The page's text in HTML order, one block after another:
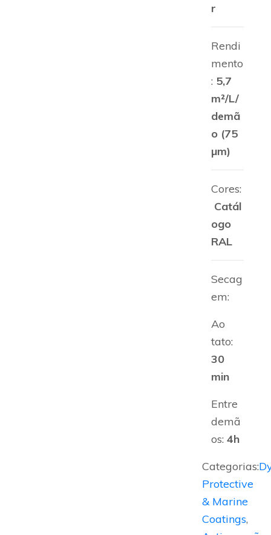
r
Rendi
mento
: 5,7
m²/L/
demã
o (75
µm)
Cores:
Catál
ogo
RAL
Secag
em:
Ao
tato:
30
min
Entre
demã
os: 4h
Categorias:
Protective
& Marine
Coatings,